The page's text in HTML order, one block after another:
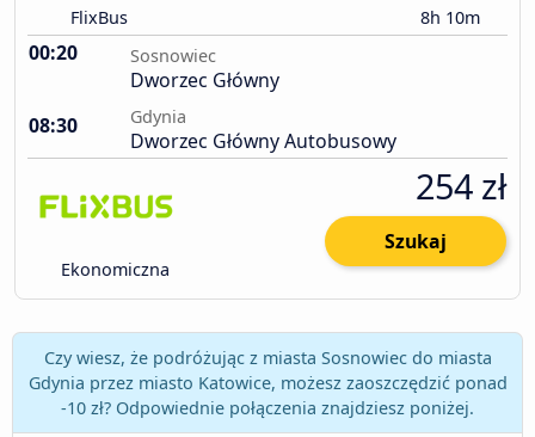
FlixBus 8h 10m
00:20 Sosnowiec
Dworzec Główny
08:30
Gdynia
Dworzec Główny Autobusowy
Ekonomiczna
254 zł
Szukaj
Czy wiesz, że podróżując z miasta Sosnowiec do miasta
Gdynia przez miasto Katowice, możesz zaoszczędzić ponad
-10 zł? Odpowiednie połączenia znajdziesz poniżej.